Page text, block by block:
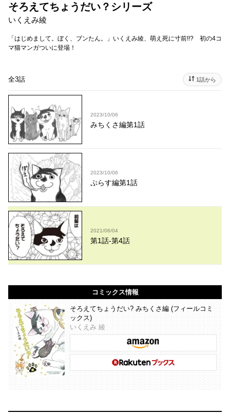
そろえてちょうだい？シリーズ
いくえみ綾
「はじめまして。ぼく、ブンたん。」いくえみ綾、萌え死に寸前!!? 初の4コ
マ猫マンガついに登場！
全3話 1話から
2023/10/06
みちくさ編第1話
2023/10/06
ぷらす編第1話
2021/06/04
第1話-第4話
コミックス情報
そろえてちょうだい? みちくさ編 (フィールコミ
ックス)
いくえみ 綾